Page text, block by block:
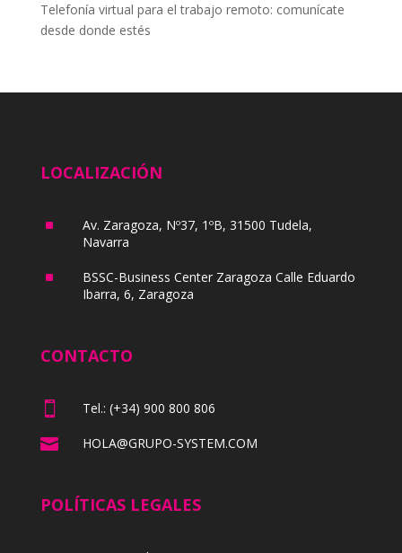
Telefonía virtual para el trabajo remoto: comunícate
desde donde estés
LOCALIZACIÓN
^
Av. Zaragoza, Nº37, 1ºB, 31500 Tudela,
Navarra
^
BSSC-Business Center Zaragoza Calle Eduardo
Ibarra, 6, Zaragoza
CONTACTO
 Tel.: (+34) 900 800 806
 HOLA@GRUPO-SYSTEM.COM
POLÍTICAS LEGALES